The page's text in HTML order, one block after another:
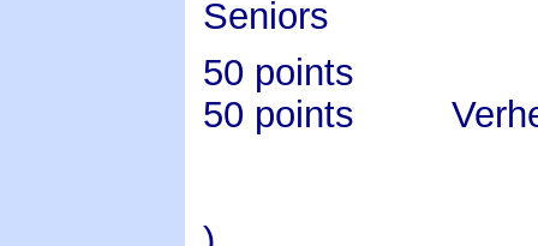
Seniors
50 points
50 points